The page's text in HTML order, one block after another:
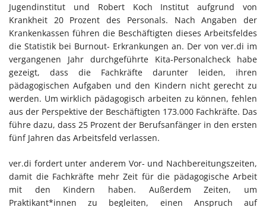
Jugendinstitut und Robert Koch Institut aufgrund von
Krankheit 20 Prozent des Personals. Nach Angaben der
Krankenkassen führen die Beschäftigten dieses Arbeitsfeldes
die Statistik bei Burnout- Erkrankungen an. Der von ver.di im
vergangenen Jahr durchgeführte Kita-Personalcheck habe
gezeigt, dass die Fachkräfte darunter leiden, ihren
pädagogischen Aufgaben und den Kindern nicht gerecht zu
werden. Um wirklich pädagogisch arbeiten zu können, fehlen
aus der Perspektive der Beschäftigten 173.000 Fachkräfte. Das
führe dazu, dass 25 Prozent der Berufsanfänger in den ersten
fünf Jahren das Arbeitsfeld verlassen.
ver.di fordert unter anderem Vor- und Nachbereitungszeiten,
damit die Fachkräfte mehr Zeit für die pädagogische Arbeit
mit den Kindern haben. Außerdem Zeiten, um
Praktikant*innen zu begleiten, einen Anspruch auf